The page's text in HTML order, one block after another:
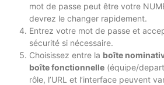
mot de passe peut être votre
devrez le changer rapidement.
Entrez votre mot de passe et
sécurité si nécessaire.
Choisissez entre la boîte
boîte fonctionnelle (équipe/
rôle, l’URL et l’interface peuvent